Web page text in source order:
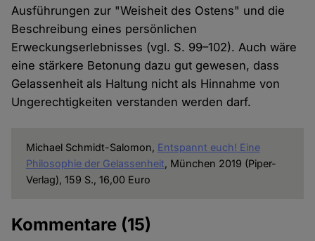
Ausführungen zur "Weisheit des Ostens" und die
Beschreibung eines persönlichen
Erweckungserlebnisses (vgl. S. 99–102). Auch wäre
eine stärkere Betonung dazu gut gewesen, dass
Gelassenheit als Haltung nicht als Hinnahme von
Ungerechtigkeiten verstanden werden darf.
Michael Schmidt-Salomon, Entspannt euch! Eine
Philosophie der Gelassenheit, München 2019 (Piper-
Verlag), 159 S., 16,00 Euro
Kommentare (15)